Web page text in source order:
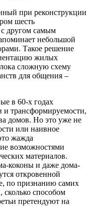
при реконструкции
шесть
с другом самым
небольшой
Такое решение
жилых
сложную схему
для общения –
в 60-х годах
и трансформируемости,
домов. Но это уже не
или наивное
жажда
возможностями
материалов.
коконы и даже дома-
откровенной
по признанию самих
сколько способом
претендуют на